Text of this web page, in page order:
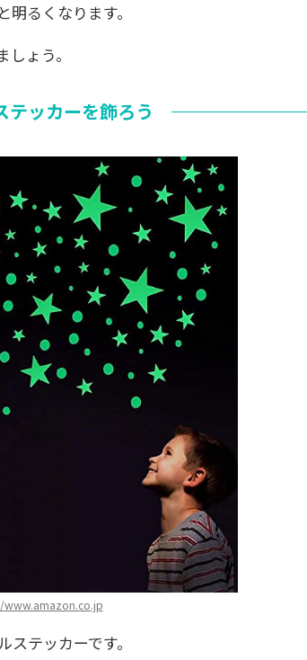
るくなります。
ょう。
テッカーを飾ろう
www.amazon.co.jp
テッカーです。